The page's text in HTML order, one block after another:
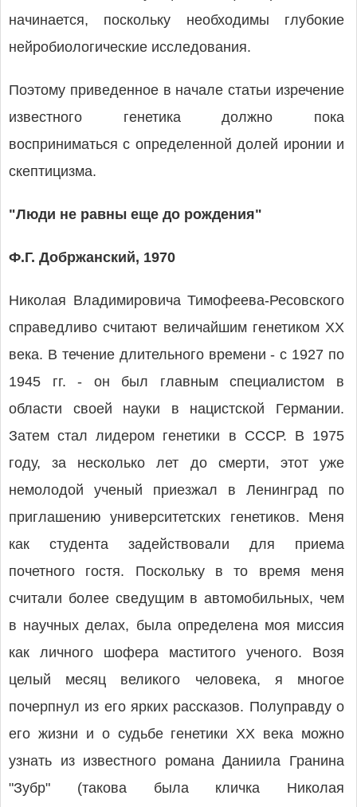
начинается, поскольку необходимы глубокие
нейробиологические исследования.
Поэтому приведенное в начале статьи изречение
известного генетика должно пока
восприниматься с определенной долей иронии и
скептицизма.
"Люди не равны еще до рождения"
Ф.Г. Добржанский, 1970
Николая Владимировича Тимофеева-Ресовского
справедливо считают величайшим генетиком XX
века. В течение длительного времени - с 1927 по
1945 гг. - он был главным специалистом в
области своей науки в нацистской Германии.
Затем стал лидером генетики в СССР. В 1975
году, за несколько лет до смерти, этот уже
немолодой ученый приезжал в Ленинград по
приглашению университетских генетиков. Меня
как студента задействовали для приема
почетного гостя. Поскольку в то время меня
считали более сведущим в автомобильных, чем
в научных делах, была определена моя миссия
как личного шофера маститого ученого. Возя
целый месяц великого человека, я многое
почерпнул из его ярких рассказов. Полуправду о
его жизни и о судьбе генетики XX века можно
узнать из известного романа Даниила Гранина
"Зубр" (такова была кличка Николая